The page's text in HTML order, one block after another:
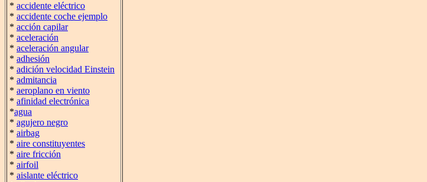
* accidente eléctrico
* accidente coche ejemplo
* acción capilar
* aceleración
* aceleración angular
* adhesión
* adición velocidad Einstein
* admitancia
* aeroplano en viento
* afinidad electrónica
*agua
* agujero negro
* airbag
* aire constituyentes
* aire fricción
* airfoil
* aislante eléctrico